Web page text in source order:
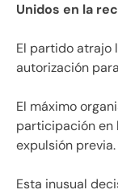
Unidos en la
El partido atrajo
autorización
El máximo
participación en
expulsión previa.
Esta inusual